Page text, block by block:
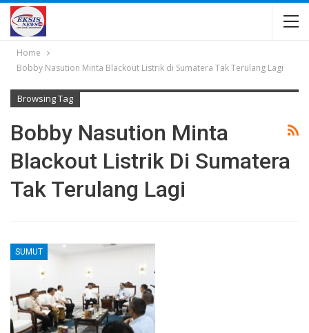
Home
Bobby Nasution Minta Blackout Listrik di Sumatera Tak Terulang Lagi
Browsing Tag
Bobby Nasution Minta
Blackout Listrik Di Sumatera
Tak Terulang Lagi
SUMUT